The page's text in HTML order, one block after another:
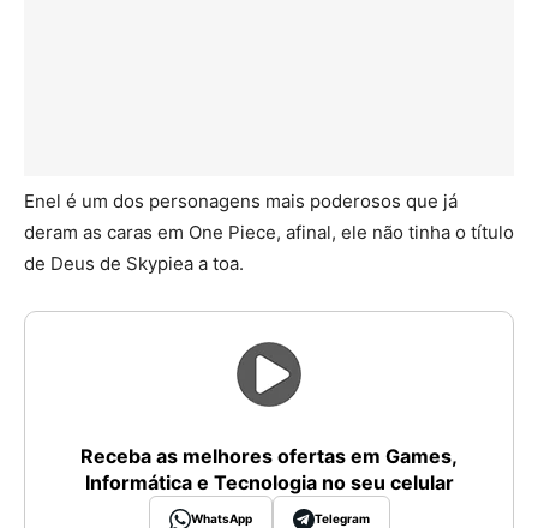
Enel é um dos personagens mais poderosos que já
deram as caras em One Piece, afinal, ele não tinha o título
de Deus de Skypiea a toa.
Receba as melhores ofertas em Games,
Informática e Tecnologia no seu celular
WhatsApp Telegram